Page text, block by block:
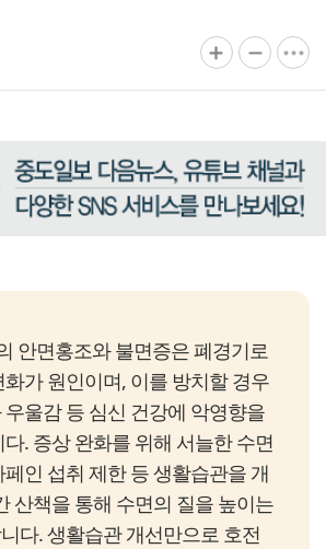
안면홍조와 불면증은 폐경기로
가 원인이며, 이를 방치할 경우
울감 등 심신 건강에 악영향을
. 증상 완화를 위해 서늘한 수면
인 섭취 제한 등 생활습관을 개
산책을 통해 수면의 질을 높이는
다. 생활습관 개선만으로 호전